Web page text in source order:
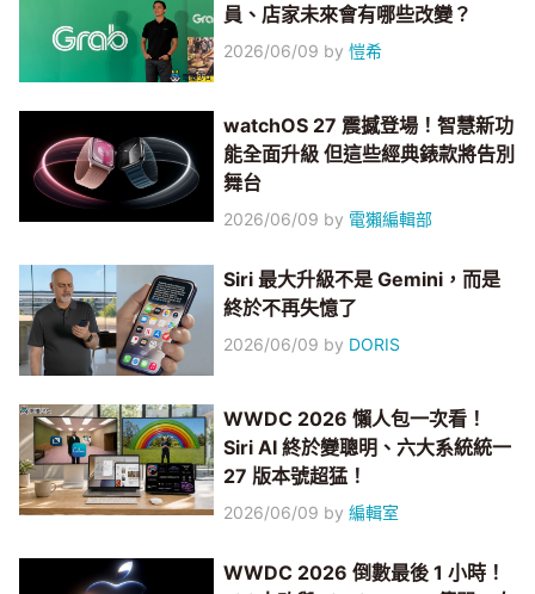
員、店家未來會有哪些改變？
2026/06/09 by愷希
watchOS 27 震撼登場！智慧新功
能全面升級 但這些經典錶款將告別
舞台
2026/06/09 by 電獺編輯部
Siri 最大升級不是 Gemini，而是
終於不再失憶了
2026/06/09 by DORIS
WWDC 2026 懶人包一次看！
Siri AI 終於變聰明、六大系統統一
27 版本號超猛！
2026/06/09 by編輯室
WWDC 2026 倒數最後 1 小時！